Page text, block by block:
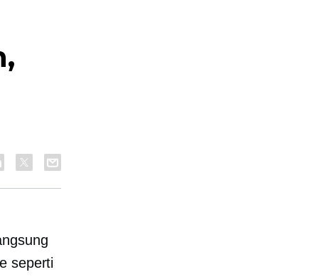
seperti